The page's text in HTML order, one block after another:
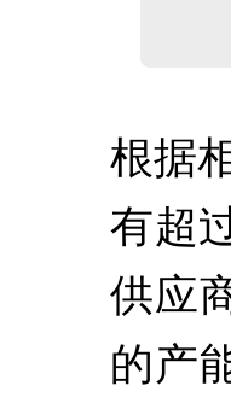
根据
有超
供应
的产